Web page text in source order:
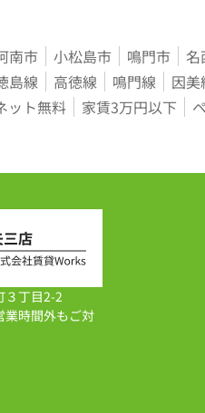
南市 小松島市 鳴門市
島線 高徳線 鳴門線 因美
ット無料 家賃3万円以下
３丁目2-2
時間外もご対